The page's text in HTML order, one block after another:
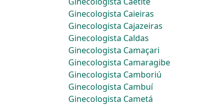
Ginecologista Caieiras
Ginecologista Cajazeiras
Ginecologista Caldas
Ginecologista Camaçari
Ginecologista Camaragibe
Ginecologista Camboriú
Ginecologista Cambuí
Ginecologista Cametá